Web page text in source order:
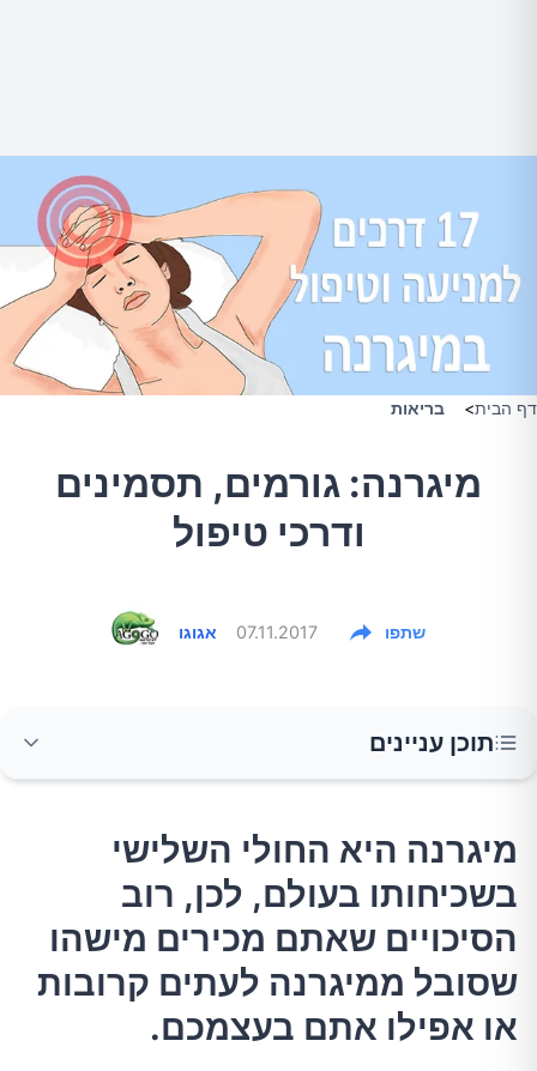
דף הבית> בריאות
מיגרנה: גורמים, תסמינים
ודרכי טיפול
אגוגו 07.11.2017 שתפו
תוכן עניינים
רוב הסיכויים שאתם מכירים מישהו שסובל
ממיגרנה לעתים קרובות או אפילו אתם בעצמכם.
מהם הגורמים העיקריים למיגרנה?
מהם התסמינים העיקריים של המיגרנה?
מיגרנה היא החולי השלישי
בשכיחותו בעולם, לכן, רוב
הסיכויים שאתם מכירים מישהו
שסובל ממיגרנה לעתים קרובות
או אפילו אתם בעצמכם.